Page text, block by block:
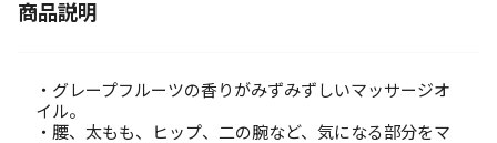
商品説明
・グレープフルーツの香りがみずみずしいマッサージオ
イル。
・腰、太もも、ヒップ、二の腕など、気になる部分をマ